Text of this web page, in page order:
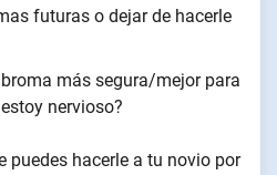
futuras o dejar de hacerle
más segura/mejor para
nervioso?
puedes hacerle a tu novio por